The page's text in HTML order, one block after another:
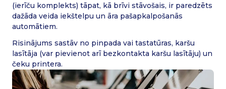
(ierīču komplekts) tāpat, kā brīvi stāvošais, ir paredzēts
dažāda veida iekštelpu un āra pašapkalpošanās
automātiem.
Risinājums sastāv no pinpada vai tastatūras, karšu
lasītāja (var pievienot arī bezkontakta karšu lasītāju) un
čeku printera.